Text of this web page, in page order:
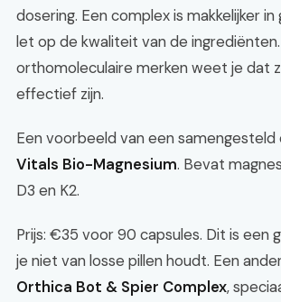
dosering. Een complex is makkelijker in
let op de kwaliteit van de
orthomoleculaire merken weet je dat
effectief zijn.
Een voorbeeld van een samengesteld
Vitals Bio-Magnesium. Bevat
D3 en K2.
Prijs: €35 voor 90 capsules. Dit is een
je niet van losse pillen houdt. Een
Orthica Bot & Spier Complex,